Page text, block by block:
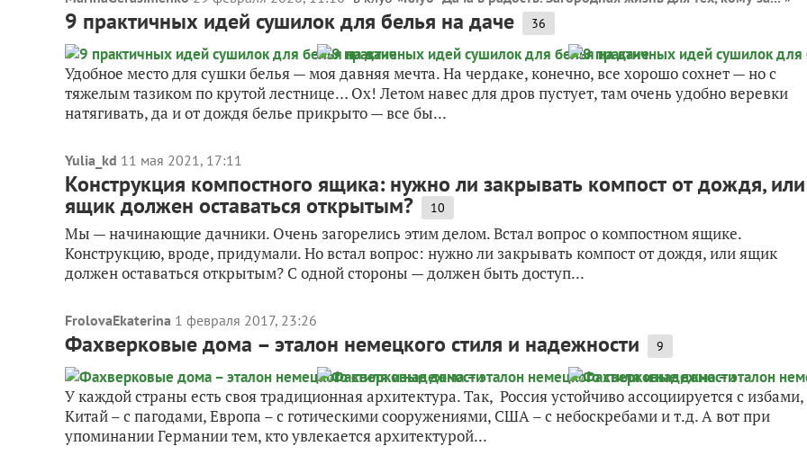
9 практичных идей сушилок для белья на даче 36
Удобное место для сушки белья — моя давняя мечта. На чердаке, конечно, все хорошо сохнет — но с
тяжелым тазиком по крутой лестнице… Ох! Летом навес для дров пустует, там очень удобно веревки
натягивать, да и от дождя белье прикрыто — все бы...
Yulia_kd 11 мая 2021, 17:11
Конструкция компостного ящика: нужно ли закрывать компост от дождя, или
ящик должен оставаться открытым? 10
Мы — начинающие дачники. Очень загорелись этим делом. Встал вопрос о компостном ящике.
Конструкцию, вроде, придумали. Но встал вопрос: нужно ли закрывать компост от дождя, или ящик
должен оставаться открытым? С одной стороны — должен быть доступ...
FrolovaEkaterina 1 февраля 2017, 23:26
Фахверковые дома – эталон немецкого стиля и надежности 9
У каждой страны есть своя традиционная архитектура. Так, Россия устойчиво ассоциируется с избами,
Китай – с пагодами, Европа – с готическими сооружениями, США – с небоскребами и т.д. А вот при
упоминании Германии тем, кто увлекается архитектурой...